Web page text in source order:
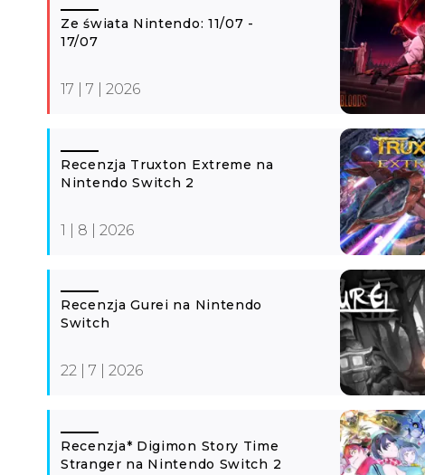
Ze świata Nintendo: 11/07 -
17/07
17 | 7 | 2026
Recenzja Truxton Extreme na
Nintendo Switch 2
1 | 8 | 2026
Recenzja Gurei na Nintendo
Switch
22 | 7 | 2026
Recenzja* Digimon Story Time
Stranger na Nintendo Switch 2